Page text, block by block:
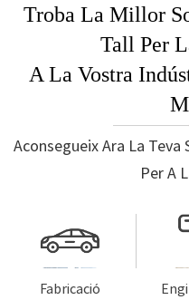
Troba La Millor
Tall Per
A La Vostra
Aconsegueix Ara La
Per A
Fabricació